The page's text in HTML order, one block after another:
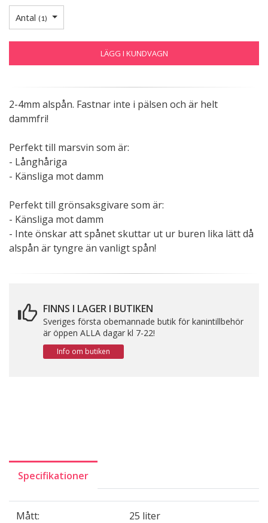
Antal (1)
LÄGG I KUNDVAGN
2-4mm alspån. Fastnar inte i pälsen och är helt
dammfri!
Perfekt till marsvin som är:
- Långhåriga
- Känsliga mot damm
Perfekt till grönsaksgivare som är:
- Känsliga mot damm
- Inte önskar att spånet skuttar ut ur buren lika lätt då
alspån är tyngre än vanligt spån!
FINNS I LAGER I BUTIKEN
Sveriges första obemannade butik för kanintillbehör
är öppen ALLA dagar kl 7-22!
Info om butiken
Specifikationer
Mått: 25 liter